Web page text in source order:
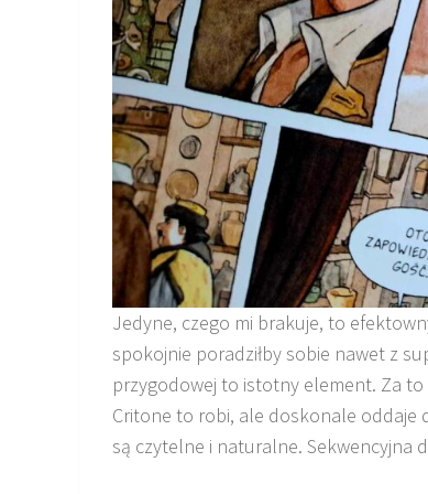
Jedyne, czego mi brakuje, to
spokojnie poradziłby sobie nawet z
przygodowej to istotny element. Za to
Critone to robi, ale doskonale oddaje
są czytelne i naturalne. Sekwencyjna